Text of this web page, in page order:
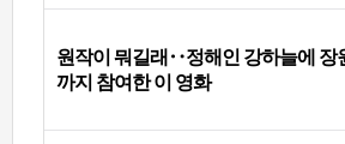
원작이 뭐길래‥정해인 강하늘에 장
까지 참여한 이 영화